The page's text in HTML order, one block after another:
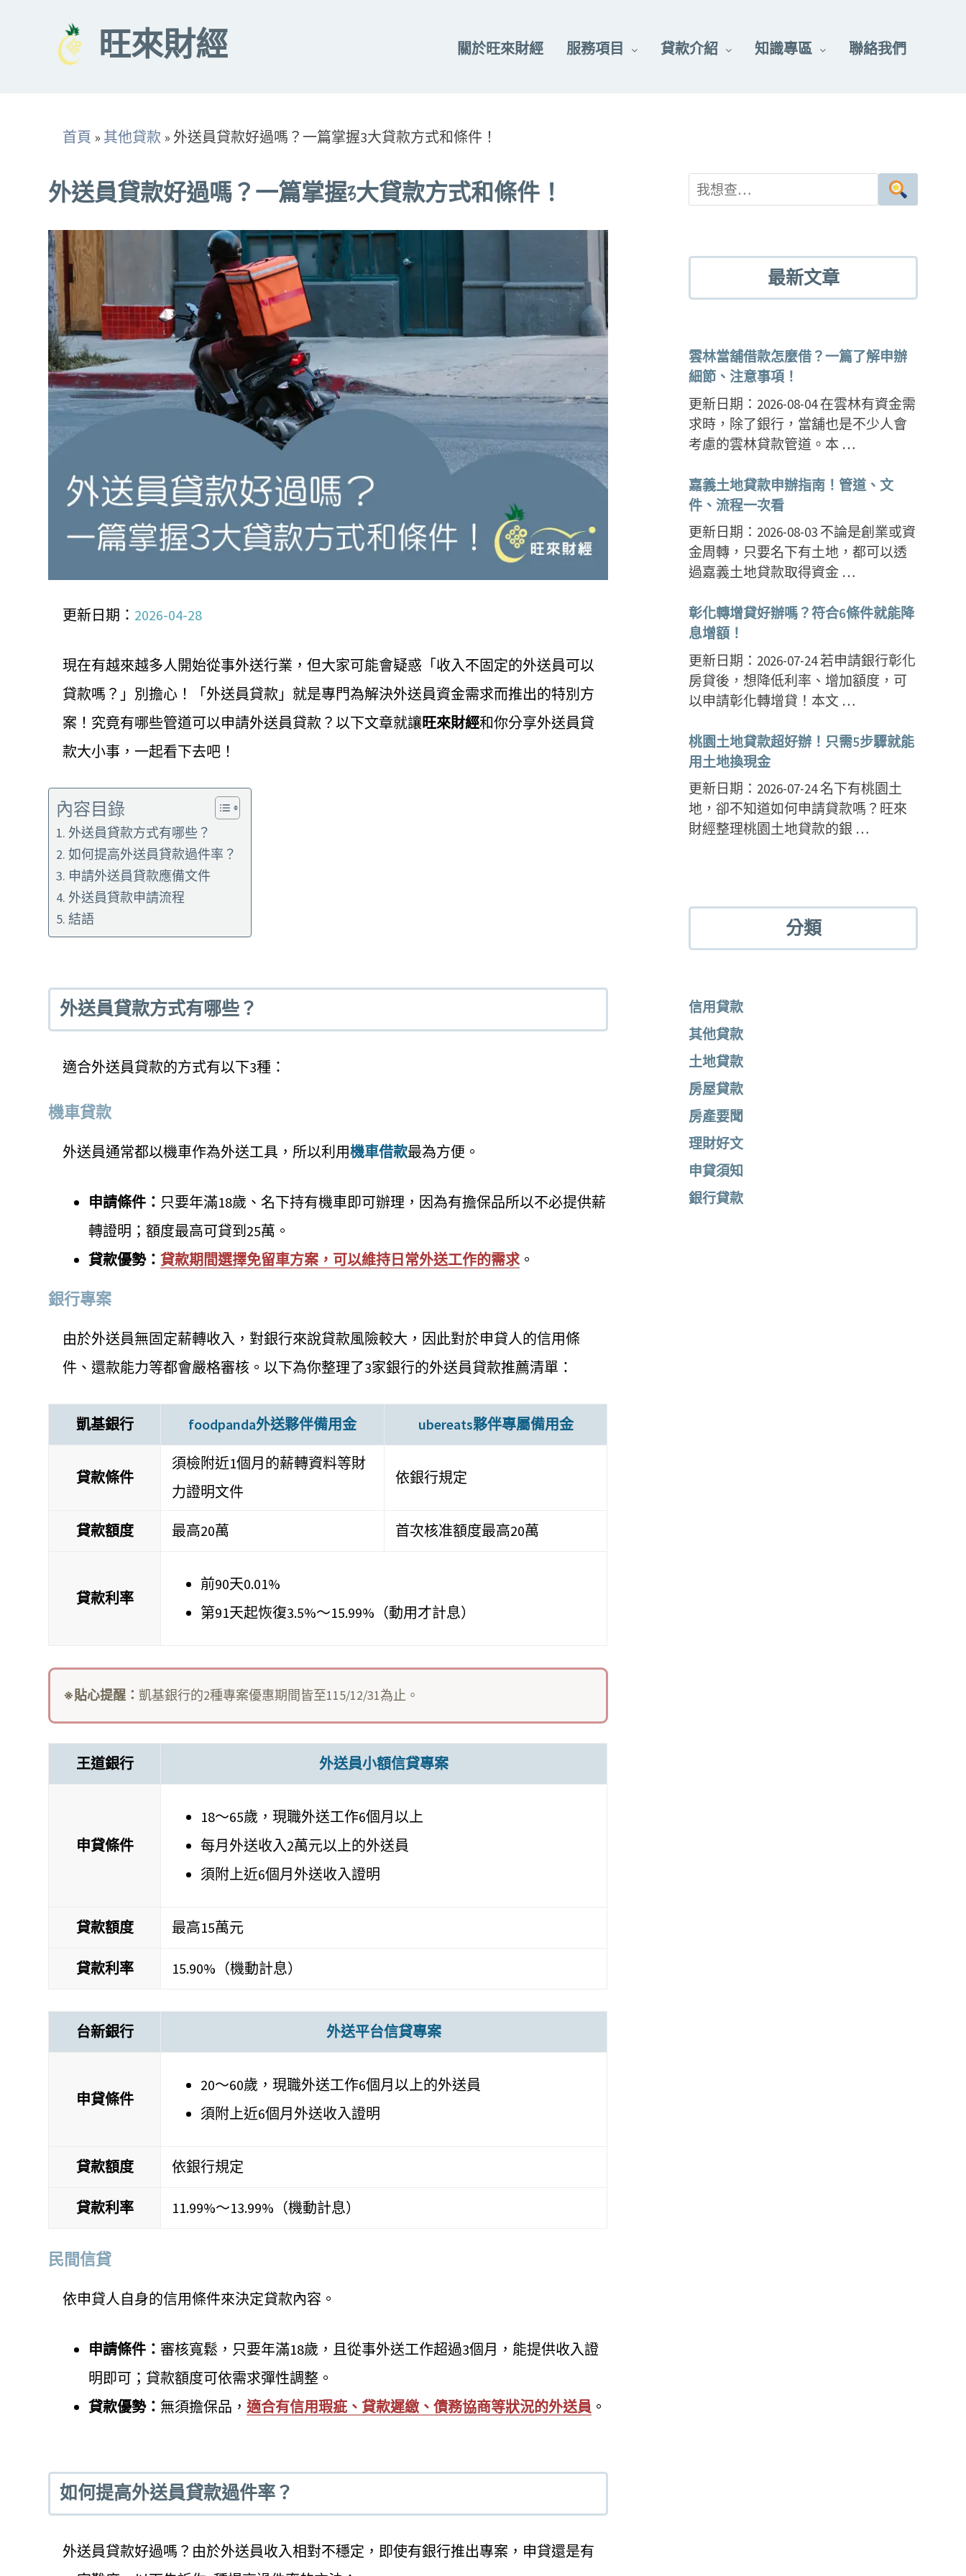
旺來財經 關於旺來財經 服務項目 貸款介紹 知識專區 聯絡我們
首頁 » 其他貸款 » 外送員貸款好過嗎？一篇掌握3大貸款方式和條件！
外送員貸款好過嗎？一篇掌握3大貸款方式和條件！
更新日期： 2026-04-28
現在有越來越多人開始從事外送行業，但大家可能會疑惑「收入不固定的外送員可以
貸款嗎？」別擔心！「外送員貸款」就是專門為解決外送員資金需求而推出的特別方
案！究竟有哪些管道可以申請外送員貸款？以下文章就讓旺來財經和你分享外送員貸
款大小事，一起看下去吧！
內容目錄
外送員貸款方式有哪些？
如何提高外送員貸款過件率？
申請外送員貸款應備文件
外送員貸款申請流程
結語
外送員貸款方式有哪些？
適合外送員貸款的方式有以下3種：
機車貸款
外送員通常都以機車作為外送工具，所以利用機車借款最為方便。
申請條件： 只要年滿18歲、名下持有機車即可辦理，因為有擔保品所以不必提供薪
轉證明；額度最高可貸到25萬。
貸款優勢： 貸款期間選擇免留車方案，可以維持日常外送工作的需求 。
銀行專案
由於外送員無固定薪轉收入，對銀行來說貸款風險較大，因此對於申貸人的信用條
件、還款能力等都會嚴格審核。以下為你整理了3家銀行的外送員貸款推薦清單：
凱基銀行 foodpanda外送夥伴備用金 ubereats夥伴專屬備用金
貸款條件
須檢附近1個月的薪轉資料等財
力證明文件
依銀行規定
貸款額度 最高20萬 首次核准額度最高20萬
貸款利率
前90天0.01%
第91天起恢復3.5%～15.99%（動用才計息）
※貼心提醒： 凱基銀行的2種專案優惠期間皆至115/12/31為止。
王道銀行 外送員小額信貸專案
申貸條件
18～65歲，現職外送工作6個月以上
每月外送收入2萬元以上的外送員
須附上近6個月外送收入證明
貸款額度 最高15萬元
貸款利率 15.90%（機動計息）
台新銀行 外送平台信貸專案
申貸條件
20～60歲，現職外送工作6個月以上的外送員
須附上近6個月外送收入證明
貸款額度 依銀行規定
貸款利率 11.99%～13.99%（機動計息）
民間信貸
依申貸人自身的信用條件來決定貸款內容。
申請條件： 審核寬鬆，只要年滿18歲，且從事外送工作超過3個月，能提供收入證
明即可；貸款額度可依需求彈性調整。
貸款優勢： 無須擔保品， 適合有信用瑕疵、貸款遲繳、債務協商等狀況的外送員 。
如何提高外送員貸款過件率？
外送員貸款好過嗎？由於外送員收入相對不穩定，即使有銀行推出專案，申貸還是有
最新文章
雲林當舖借款怎麼借？一篇了解申辦
細節、注意事項！
更新日期：2026-08-04 在雲林有資金需
求時，除了銀行，當舖也是不少人會
考慮的雲林貸款管道。本 …
嘉義土地貸款申辦指南！管道、文
件、流程一次看
更新日期：2026-08-03 不論是創業或資
金周轉，只要名下有土地，都可以透
過嘉義土地貸款取得資金 …
彰化轉增貸好辦嗎？符合6條件就能降
息增額！
更新日期：2026-07-24 若申請銀行彰化
房貸後，想降低利率、增加額度，可
以申請彰化轉增貸！本文 …
桃園土地貸款超好辦！只需5步驟就能
用土地換現金
更新日期：2026-07-24 名下有桃園土
地，卻不知道如何申請貸款嗎？旺來
財經整理桃園土地貸款的銀 …
分類
信用貸款
其他貸款
土地貸款
房屋貸款
房產要聞
理財好文
申貸須知
銀行貸款